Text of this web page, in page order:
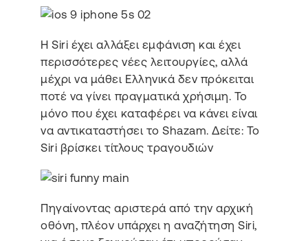
Η Siri έχει αλλάξει εμφάνιση και έχει
περισσότερες νέες λειτουργίες, αλλά
μέχρι να μάθει Ελληνικά δεν πρόκειται
ποτέ να γίνει πραγματικά χρήσιμη. Το
μόνο που έχει καταφέρει να κάνει είναι
να αντικαταστήσει το Shazam.Δείτε: Το
Siri βρίσκει τίτλους τραγουδιών
Πηγαίνοντας αριστερά από την αρχική
οθόνη, πλέον υπάρχει η αναζήτηση Siri,